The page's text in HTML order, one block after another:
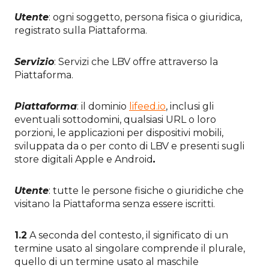
Utente: ogni soggetto, persona fisica o giuridica,
registrato sulla Piattaforma.
Servizio: Servizi che LBV offre attraverso la
Piattaforma.
Piattaforma: il dominio lifeed.io, inclusi gli
eventuali sottodomini, qualsiasi URL o loro
porzioni, le applicazioni per dispositivi mobili,
sviluppata da o per conto di LBV e presenti sugli
store digitali Apple e Android.
Utente: tutte le persone fisiche o giuridiche che
visitano la Piattaforma senza essere iscritti.
1.2 A seconda del contesto, il significato di un
termine usato al singolare comprende il plurale,
quello di un termine usato al maschile